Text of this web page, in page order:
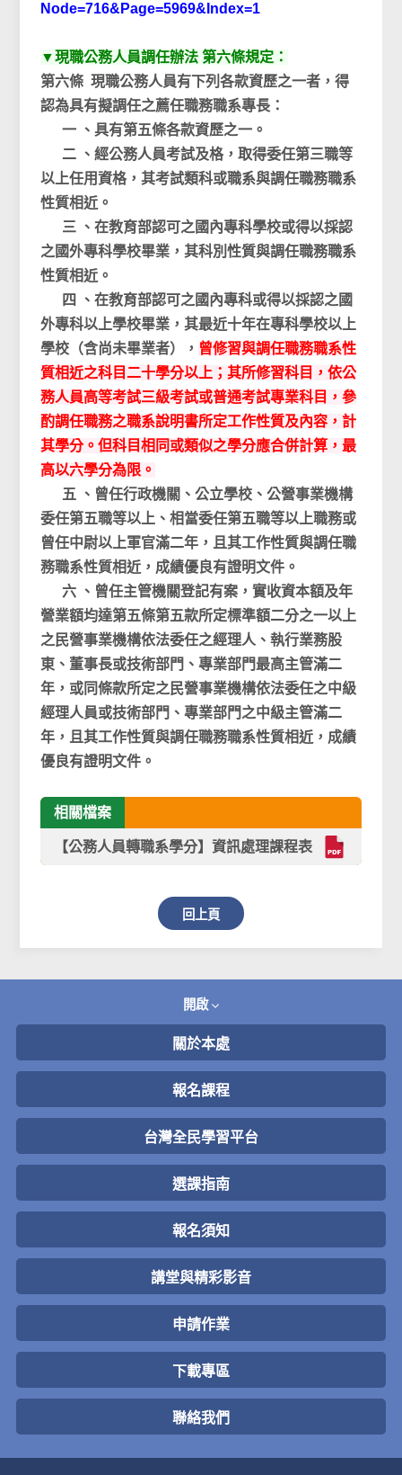
Node=716&Page=5969&Index=1
▼現職公務人員調任辦法 第六條規定：
第六條 現職公務人員有下列各款資歷之一者，得
認為具有擬調任之薦任職務職系專長：
一 、具有第五條各款資歷之一。
二 、經公務人員考試及格，取得委任第三職等
以上任用資格，其考試類科或職系與調任職務職系
性質相近。
三 、在教育部認可之國內專科學校或得以採認
之國外專科學校畢業，其科別性質與調任職務職系
性質相近。
四 、在教育部認可之國內專科或得以採認之國
外專科以上學校畢業，其最近十年在專科學校以上
學校（含尚未畢業者）， 曾修習與調任職務職系性
質相近之科目二十學分以上；其所修習科目，依公
務人員高等考試三級考試或普通考試專業科目，參
酌調任職務之職系說明書所定工作性質及內容，計
其學分。但科目相同或類似之學分應合併計算，最
高以六學分為限。
五 、曾任行政機關、公立學校、公營事業機構
委任第五職等以上、相當委任第五職等以上職務或
曾任中尉以上軍官滿二年，且其工作性質與調任職
務職系性質相近，成績優良有證明文件。
六 、曾任主管機關登記有案，實收資本額及年
營業額均達第五條第五款所定標準額二分之一以上
之民營事業機構依法委任之經理人、執行業務股
東、董事長或技術部門、專業部門最高主管滿二
年，或同條款所定之民營事業機構依法委任之中級
經理人員或技術部門、專業部門之中級主管滿二
年，且其工作性質與調任職務職系性質相近，成績
優良有證明文件。
相關檔案
【公務人員轉職系學分】資訊處理課程表
回上頁
開啟
關於本處
報名課程
台灣全民學習平台
選課指南
報名須知
講堂與精彩影音
申請作業
下載專區
聯絡我們